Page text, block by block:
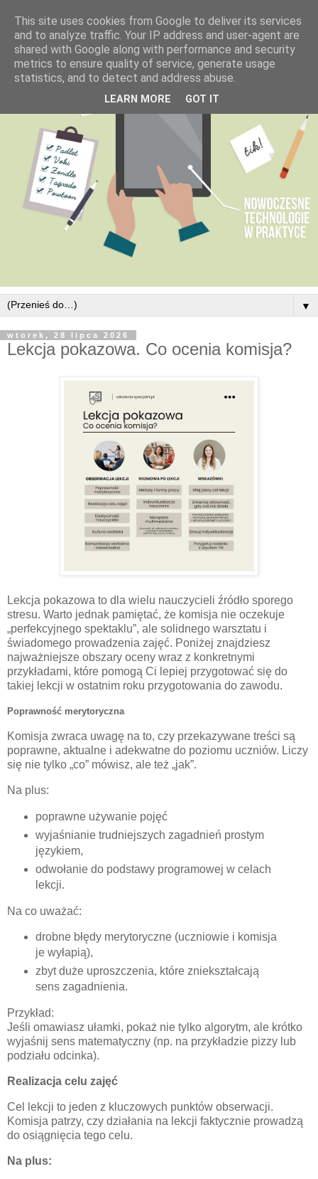
▼
wtorek, 28 lipca 2026
Lekcja pokazowa. Co ocenia komisja?
Lekcja pokazowa to dla wielu nauczycieli źródło sporego
stresu. Warto jednak pamiętać, że komisja nie oczekuje
„perfekcyjnego spektaklu”, ale solidnego warsztatu i
świadomego prowadzenia zajęć. Poniżej znajdziesz
najważniejsze obszary oceny wraz z konkretnymi
przykładami, które pomogą Ci lepiej przygotować się do
takiej lekcji w ostatnim roku przygotowania do zawodu.
Poprawność merytoryczna
Komisja zwraca uwagę na to, czy przekazywane treści są
poprawne, aktualne i adekwatne do poziomu uczniów. Liczy
się nie tylko „co” mówisz, ale też „jak”.
Na plus:
poprawne używanie pojęć
wyjaśnianie trudniejszych zagadnień prostym
językiem,
odwołanie do podstawy programowej w celach
lekcji.
Na co uważać:
drobne błędy merytoryczne (uczniowie i komisja
je wyłapią),
zbyt duże uproszczenia, które zniekształcają
sens zagadnienia.
Przykład:
Jeśli omawiasz ułamki, pokaż nie tylko algorytm, ale krótko
wyjaśnij sens matematyczny (np. na przykładzie pizzy lub
podziału odcinka).
Realizacja celu zajęć
Cel lekcji to jeden z kluczowych punktów obserwacji.
Komisja patrzy, czy działania na lekcji faktycznie prowadzą
do osiągnięcia tego celu.
Na plus:
This site uses cookies from Google to deliver its services
and to analyze traffic. Your IP address and user-agent are
shared with Google along with performance and security
metrics to ensure quality of service, generate usage
statistics, and to detect and address abuse.
LEARN MORE GOT IT